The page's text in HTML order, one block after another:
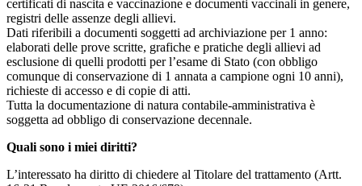
certificati di nascita e vaccinazione e documenti vaccinali in genere,
registri delle assenze degli allievi.
Dati riferibili a documenti soggetti ad archiviazione per 1 anno:
elaborati delle prove scritte, grafiche e pratiche degli allievi ad
esclusione di quelli prodotti per l’esame di Stato (con obbligo
comunque di conservazione di 1 annata a campione ogni 10 anni),
richieste di accesso e di copie di atti.
Tutta la documentazione di natura contabile-amministrativa è
soggetta ad obbligo di conservazione decennale.
Quali sono i miei diritti?
L’interessato ha diritto di chiedere al Titolare del trattamento (Artt.